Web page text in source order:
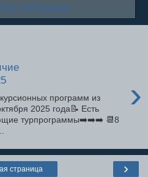
все сообщения
›
программ из
2025 года📝 Есть
турпрограммы➡️➡️➡️ 📆8
›
страница